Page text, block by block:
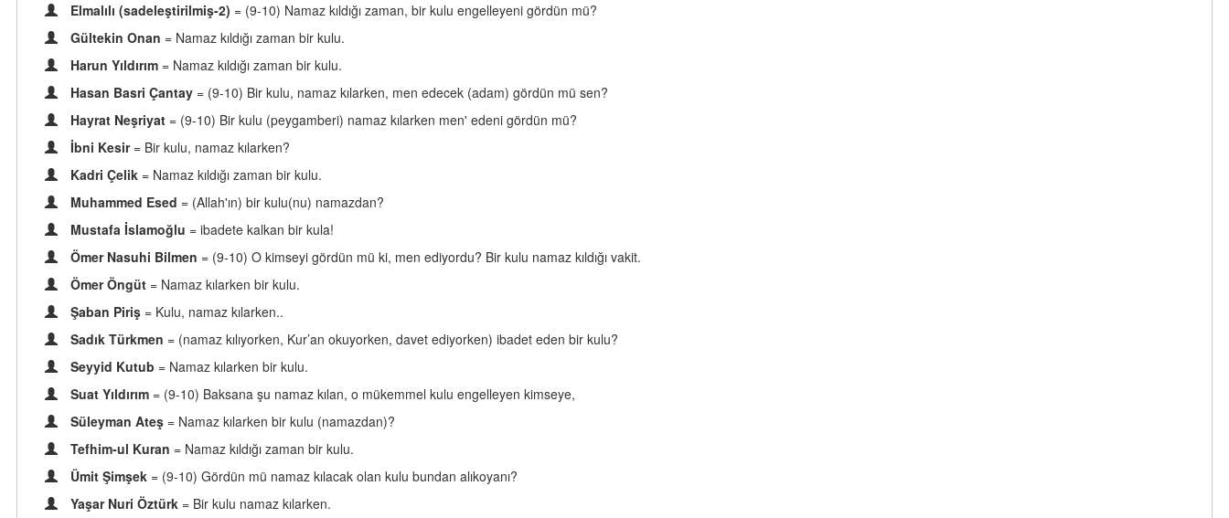
Elmalılı (sadeleştirilmiş-2) = (9-10) Namaz kıldığı zaman, bir kulu engelleyeni gördün mü?
Gültekin Onan = Namaz kıldığı zaman bir kulu.
Harun Yıldırım = Namaz kıldığı zaman bir kulu.
Hasan Basri Çantay = (9-10) Bir kulu, namaz kılarken, men edecek (adam) gördün mü sen?
Hayrat Neşriyat = (9-10) Bir kulu (peygamberi) namaz kılarken men' edeni gördün mü?
İbni Kesir = Bir kulu, namaz kılarken?
Kadri Çelik = Namaz kıldığı zaman bir kulu.
Muhammed Esed = (Allah'ın) bir kulu(nu) namazdan?
Mustafa İslamoğlu = ibadete kalkan bir kula!
Ömer Nasuhi Bilmen = (9-10) O kimseyi gördün mü ki, men ediyordu? Bir kulu namaz kıldığı vakit.
Ömer Öngüt = Namaz kılarken bir kulu.
Şaban Piriş = Kulu, namaz kılarken..
Sadık Türkmen = (namaz kılıyorken, Kur’an okuyorken, davet ediyorken) ibadet eden bir kulu?
Seyyid Kutub = Namaz kılarken bir kulu.
Suat Yıldırım = (9-10) Baksana şu namaz kılan, o mükemmel kulu engelleyen kimseye,
Süleyman Ateş = Namaz kılarken bir kulu (namazdan)?
Tefhim-ul Kuran = Namaz kıldığı zaman bir kulu.
Ümit Şimşek = (9-10) Gördün mü namaz kılacak olan kulu bundan alıkoyanı?
Yaşar Nuri Öztürk = Bir kulu namaz kılarken.